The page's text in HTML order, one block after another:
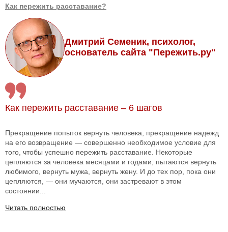
Как пережить расставание?
Дмитрий Семеник, психолог,
основатель сайта "Пережить.ру"
Как пережить расставание – 6 шагов
Прекращение попыток вернуть человека, прекращение надежд
на его возвращение — совершенно необходимое условие для
того, чтобы успешно пережить расставание. Некоторые
цепляются за человека месяцами и годами, пытаются вернуть
любимого, вернуть мужа, вернуть жену. И до тех пор, пока они
цепляются, — они мучаются, они застревают в этом
состоянии...
Читать полностью